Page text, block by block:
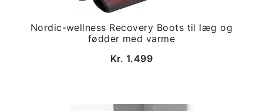
Nordic-wellness Recovery Boots til læg og
fødder med varme
Kr. 1.499